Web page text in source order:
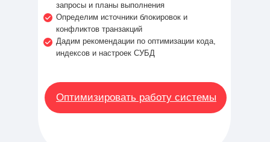
запросы и планы выполнения
Определим источники блокировок и
конфликтов транзакций
Дадим рекомендации по оптимизации кода,
индексов и настроек СУБД
Оптимизировать работу системы